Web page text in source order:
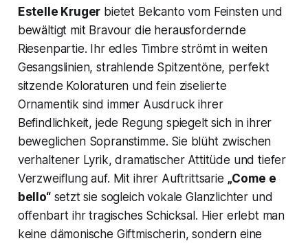
Estelle Kruger bietet Belcanto vom Feinsten und
bewältigt mit Bravour die herausfordernde
Riesenpartie. Ihr edles Timbre strömt in weiten
Gesangslinien, strahlende Spitzentöne, perfekt
sitzende Koloraturen und fein ziselierte
Ornamentik sind immer Ausdruck ihrer
Befindlichkeit, jede Regung spiegelt sich in ihrer
beweglichen Sopranstimme. Sie blüht zwischen
verhaltener Lyrik, dramatischer Attitüde und tiefer
Verzweiflung auf. Mit ihrer Auftrittsarie „Come e
bello“setzt sie sogleich vokale Glanzlichter und
offenbart ihr tragisches Schicksal. Hier erlebt man
keine dämonische Giftmischerin, sondern eine